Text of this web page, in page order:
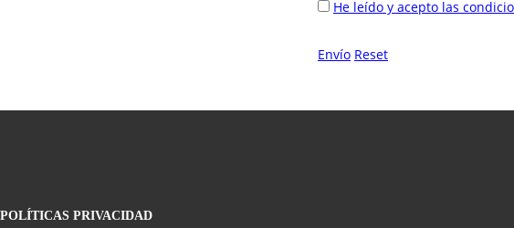
He leído y acepto las
Envío Reset
POLÍTICAS PRIVACIDAD